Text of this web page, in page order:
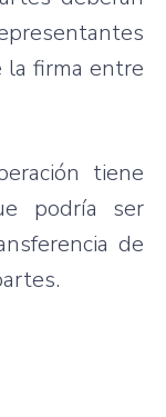
firma entre
tiene
podría ser
de